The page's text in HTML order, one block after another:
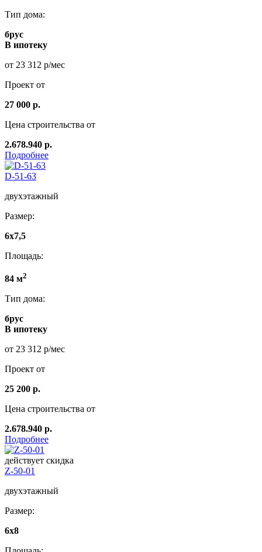
Тип дома:
брус
В ипотеку
от 23 312 р/мес
Проект от
27 000 р.
Цена строительства от
2.678.940 р.
Подробнее
D-51-63
двухэтажный
Размер:
6x7,5
Площадь:
84 м2
Тип дома:
брус
В ипотеку
от 23 312 р/мес
Проект от
25 200 р.
Цена строительства от
2.678.940 р.
Подробнее
действует скидка
Z-50-01
двухэтажный
Размер:
6x8